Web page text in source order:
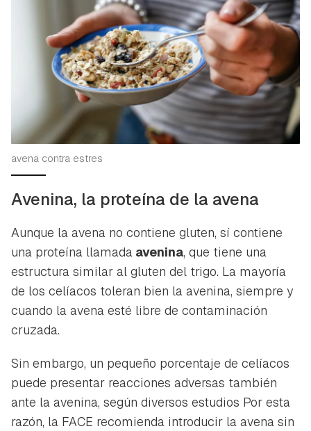
avena contra estres
Avenina, la proteína de la avena
Aunque la avena no contiene gluten, sí contiene
una proteína llamada avenina, que tiene una
estructura similar al gluten del trigo. La mayoría
de los celíacos toleran bien la avenina, siempre y
cuando la avena esté libre de contaminación
cruzada.
Sin embargo, un pequeño porcentaje de celíacos
puede presentar reacciones adversas también
ante la avenina, según diversos estudios Por esta
razón, la FACE recomienda introducir la avena sin